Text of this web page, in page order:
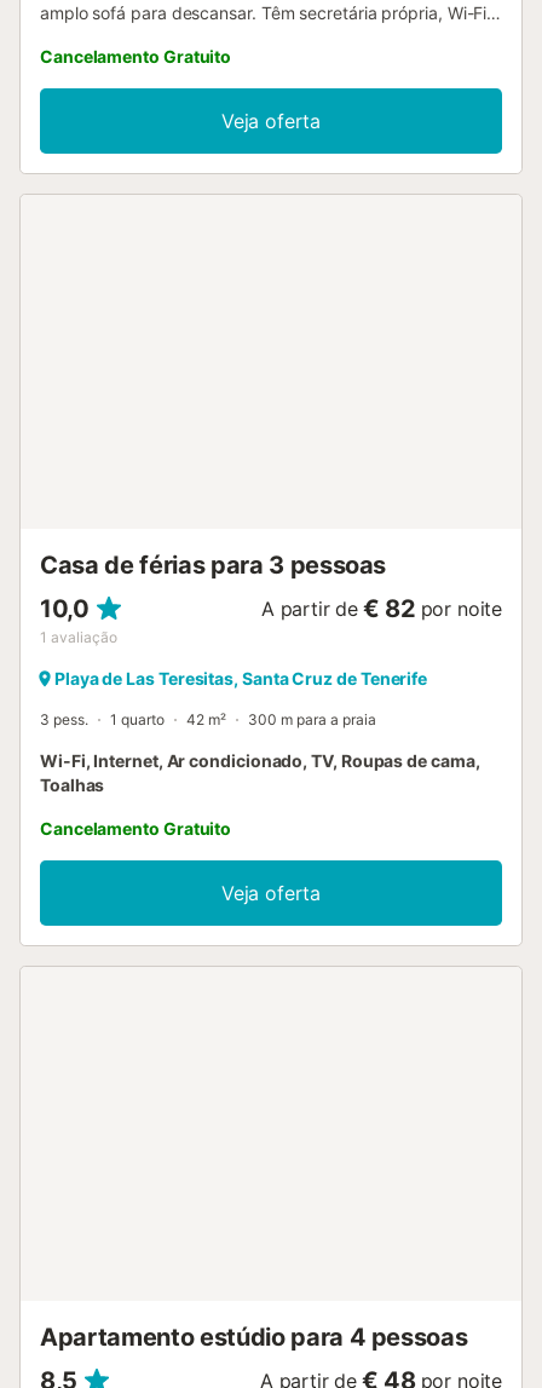
amplo sofá para descansar. Têm secretária própria, Wi-Fi
precisam para se instalarem durante alguns dias ou
semanas sem sentirem falta de nada. Espaço de coliving
pensado para quem trabalha a partir de casa. Uma
comunidade tranquila onde podem conviver com outros
teletrabalhadores, com tudo o que precisam para
Cancelamento Gratuito
Veja oferta
Casa de férias para 3 pessoas
10,0
1 avaliação
A partir de € 82 por noite
Playa de Las Teresitas, Santa Cruz de Tenerife
3 pess. 1 quarto 42 m² 300 m para a praia
Wi-Fi, Internet, Ar condicionado, TV, Roupas de cama,
Toalhas
Cancelamento Gratuito
Veja oferta
Apartamento estúdio para 4 pessoas
8,5
A partir de € 48 por noite